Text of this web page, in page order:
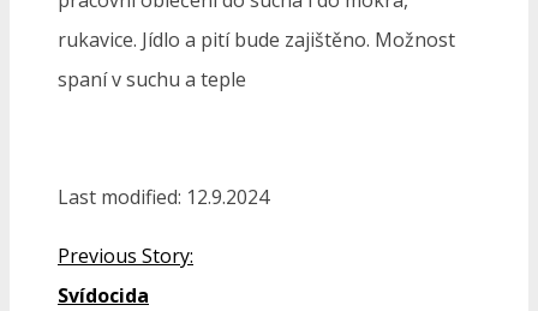
rukavice. Jídlo a pití bude zajištěno. Možnost
spaní v suchu a teple
Last modified: 12.9.2024
Previous Story:
Svídocida